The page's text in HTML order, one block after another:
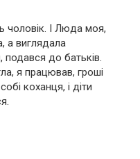
чоловік. І Люда моя,
а виглядала
до батьків.
я працював, гроші
коханця, і діти